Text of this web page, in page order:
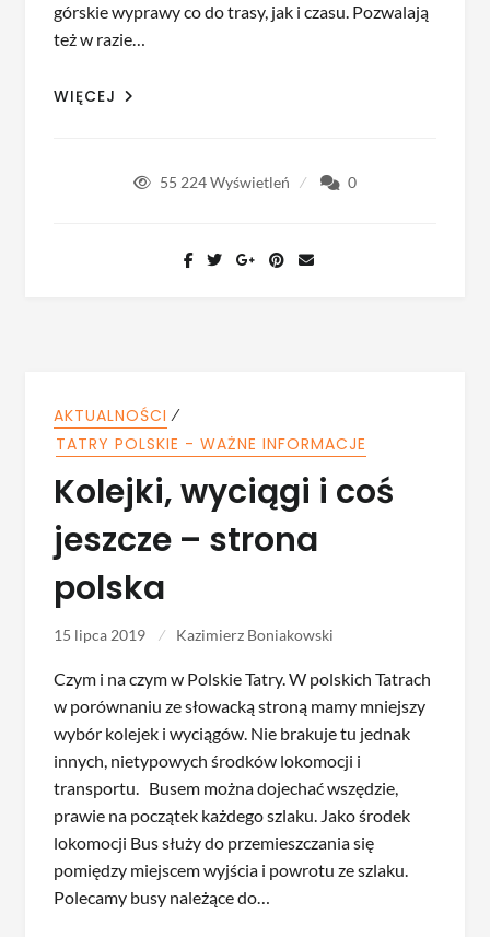
górskie wyprawy co do trasy, jak i czasu. Pozwalają
też w razie…
WIĘCEJ
55 224Wyświetleń 0
AKTUALNOŚCI ⁄
TATRY POLSKIE - WAŻNE INFORMACJE
Kolejki, wyciągi i coś
jeszcze – strona
polska
15 lipca 2019 Kazimierz Boniakowski
Czym i na czym w Polskie Tatry. W polskich Tatrach
w porównaniu ze słowacką stroną mamy mniejszy
wybór kolejek i wyciągów. Nie brakuje tu jednak
innych, nietypowych środków lokomocji i
transportu. Busem można dojechać wszędzie,
prawie na początek każdego szlaku. Jako środek
lokomocji Bus służy do przemieszczania się
pomiędzy miejscem wyjścia i powrotu ze szlaku.
Polecamy busy należące do…